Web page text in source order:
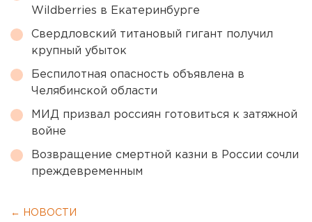
Wildberries в Екатеринбурге
Свердловский титановый гигант получил
крупный убыток
Беспилотная опасность объявлена в
Челябинской области
МИД призвал россиян готовиться к затяжной
войне
Возвращение смертной казни в России сочли
преждевременным
← НОВОСТИ